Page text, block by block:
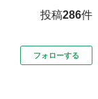
投稿286件
フォローする